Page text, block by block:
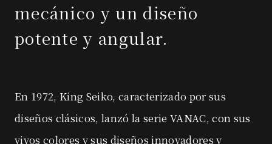
mecánico y un diseño
potente y angular.
En 1972, King Seiko, caracterizado por sus
diseños clásicos, lanzó la serie VANAC, con sus
vivos colores y sus diseños innovadores y